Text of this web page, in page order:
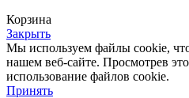
Корзина
Закрыть
Мы используем файлы cookie,
нашем веб-сайте. Просмотрев
использование файлов cookie.
Принять